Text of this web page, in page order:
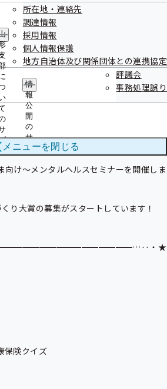
所在地・連絡先
調達情報
採用情報
個人情報保護
地方自治体及び関係団体との連携協定
情
報
公
開
の
サ
ブ
メ
ニ
評議会
事務処理誤り
メニューを閉じる
・★
し込み受付が開始されました！
まへ～被扶養者資格再確認のお知らせ
向け～メンタルヘルスセミナーを開催しま
り大賞の募集がスタートしています！
・★
保険クイズ